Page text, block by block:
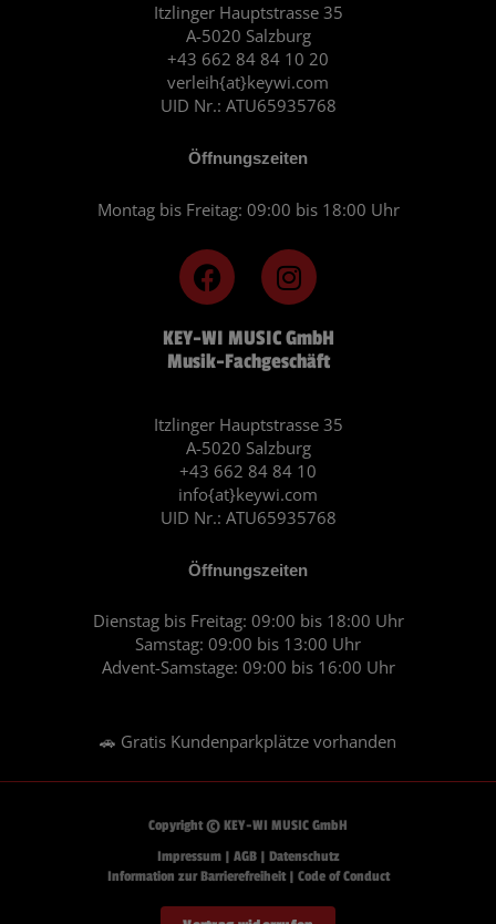
KEY-WI MUSIC GmbH
Musik-Fachgeschäft
Itzlinger Hauptstrasse 35
A-5020 Salzburg
+43 662 84 84 10
info{at}keywi.com
UID Nr.: ATU65935768
Öffnungszeiten
Dienstag bis Freitag: 09:00 bis 18:00 Uhr
Samstag: 09:00 bis 13:00 Uhr
Advent-Samstage: 09:00 bis 16:00 Uhr
🚗 Gratis Kundenparkplätze vorhanden
F
a
c
e
b
o
k
I
n
s
t
a
r
a
m
Itzlinger Hauptstrasse 35
A-5020 Salzburg
+43 662 84 84 10 20
verleih{at}keywi.com
UID Nr.: ATU65935768
Öffnungszeiten
Montag bis Freitag: 09:00 bis 18:00 Uhr
Copyright © KEY-WI MUSIC GmbH
Impressum| AGB| Datenschutz
Information zur Barrierefreiheit| Code of Conduct